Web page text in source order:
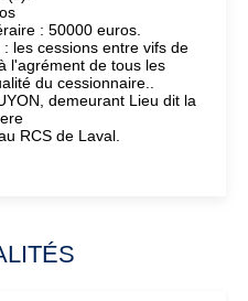
: 50000 euros.
les cessions entre vifs de
l'agrément de tous les
du cessionnaire..
demeurant Lieu dit la
RCS de Laval.